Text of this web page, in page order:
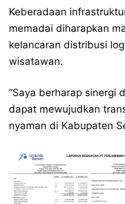
Keberadaan
memadai diharapkan
kelancaran distribusi
wisatawan.
“Saya berharap sinergi
dapat mewujudkan
nyaman di Kabupaten